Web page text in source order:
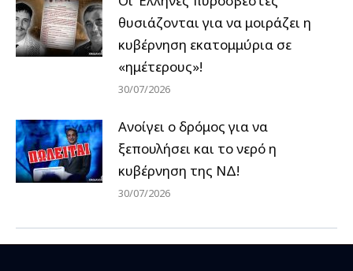
θυσιάζονται για να μοιράζει η
κυβέρνηση εκατομμύρια σε
«ημέτερους»!
30/07/2026
Ανοίγει ο δρόμος για να
ξεπουλήσει και το νερό η
κυβέρνηση της ΝΔ!
30/07/2026